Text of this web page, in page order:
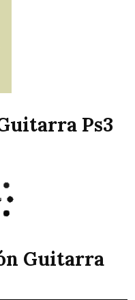
Ps3
Guitarra